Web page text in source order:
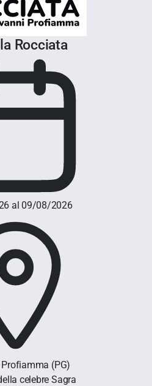
Rocciata
al 09/08/2026
(PG)
celebre Sagra